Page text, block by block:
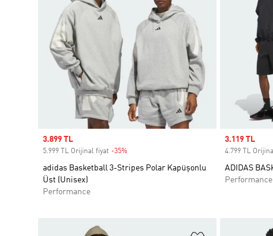
Sale price
3.899 TL
5.999 TL Orijinal fiyat -35%
adidas Basketball 3-Stripes Polar Kapüşonlu
Üst (Unisex)
Performance
Sale price
3.119 TL
4.799 TL
ADIDAS
Performance
Favori